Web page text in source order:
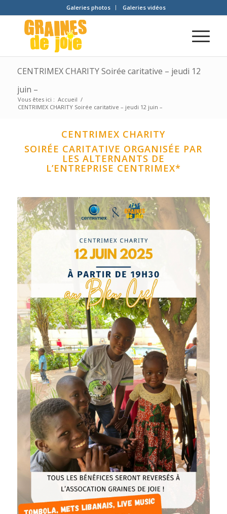
Galeries photos Galeries vidéos
CENTRIMEX CHARITY Soirée caritative – jeudi 12
juin –
Vous êtes ici : Accueil /
CENTRIMEX CHARITY Soirée caritative – jeudi 12 juin –
CENTRIMEX CHARITY
SOIRÉE CARITATIVE ORGANISÉE PAR
LES ALTERNANTS DE
L’ENTREPRISE CENTRIMEX*